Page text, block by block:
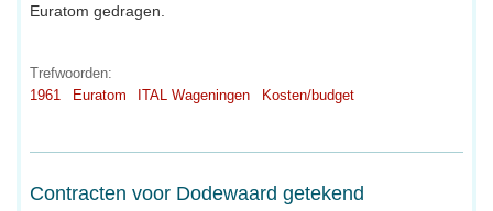
Euratom gedragen.
Trefwoorden:
1961
Euratom ITAL Wageningen Kosten/budget
Contracten voor Dodewaard getekend